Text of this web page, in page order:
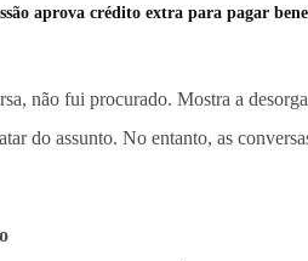
aprova crédito extra para pagar
não fui procurado. Mostra a
do assunto. No entanto, as